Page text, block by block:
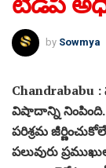
by Sowmya
Chandrababu :
విషాదాన్ని
పరిశ్రమ
పలువురు